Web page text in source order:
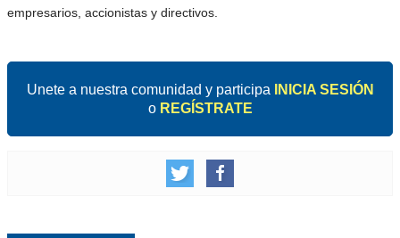
empresarios, accionistas y directivos.
Unete a nuestra comunidad y participa
INICIA SESIÓN
o REGÍSTRATE